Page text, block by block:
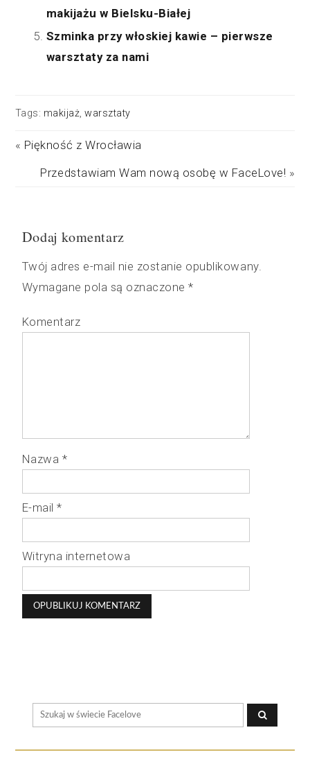
makijażu w Bielsku-Białej
Szminka przy włoskiej kawie – pierwsze
warsztaty za nami
Tags: makijaż ,warsztaty
« Piękność z Wrocławia
Przedstawiam Wam nową osobę w FaceLove! »
Dodaj komentarz
Twój adres e-mail nie zostanie opublikowany.
Wymagane pola są oznaczone*
Komentarz
Nazwa *
E-mail*
Witryna internetowa